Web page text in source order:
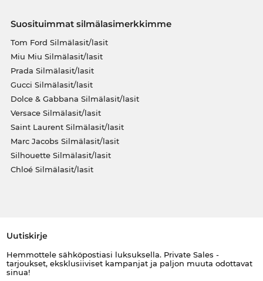
Suosituimmat silmälasimerkkimme
Tom Ford Silmälasit/lasit
Miu Miu Silmälasit/lasit
Prada Silmälasit/lasit
Gucci Silmälasit/lasit
Dolce & Gabbana Silmälasit/lasit
Versace Silmälasit/lasit
Saint Laurent Silmälasit/lasit
Marc Jacobs Silmälasit/lasit
Silhouette Silmälasit/lasit
Chloé Silmälasit/lasit
Uutiskirje
Hemmottele sähköpostiasi luksuksella. Private Sales -
tarjoukset, eksklusiiviset kampanjat ja paljon muuta odottavat
sinua!